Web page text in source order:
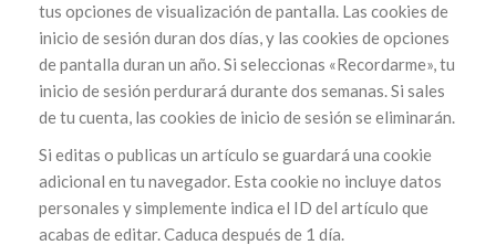
tus opciones de visualización de pantalla. Las cookies de
inicio de sesión duran dos días, y las cookies de opciones
de pantalla duran un año. Si seleccionas «Recordarme», tu
inicio de sesión perdurará durante dos semanas. Si sales
de tu cuenta, las cookies de inicio de sesión se eliminarán.
Si editas o publicas un artículo se guardará una cookie
adicional en tu navegador. Esta cookie no incluye datos
personales y simplemente indica el ID del artículo que
acabas de editar. Caduca después de 1 día.